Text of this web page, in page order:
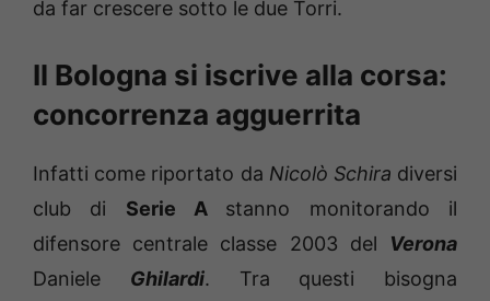
da far crescere sotto le due Torri.
Il Bologna si iscrive alla corsa:
concorrenza agguerrita
Infatti come riportato da Nicolò Schira diversi
club di Serie A stanno monitorando il
difensore centrale classe 2003 del Verona
Daniele Ghilardi. Tra questi bisogna